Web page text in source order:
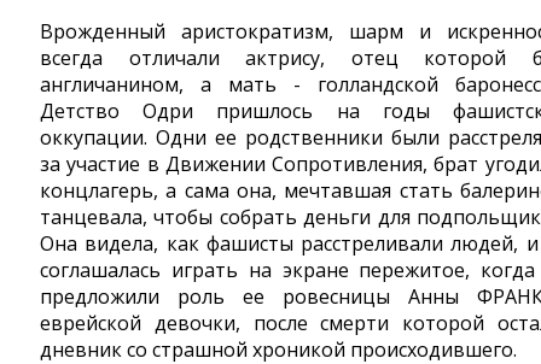
Врожденный аристократизм, шарм и
всегда отличали актрису, отец которой
англичанином, а мать - голландской
Детство Одри пришлось на годы
оккупации. Одни ее родственники были
за участие в Движении Сопротивления, брат
концлагерь, а сама она, мечтавшая стать
танцевала, чтобы собрать деньги для
Она видела, как фашисты расстреливали людей,
соглашалась играть на экране пережитое,
предложили роль ее ровесницы Анны
еврейской девочки, после смерти которой
дневник со страшной хроникой происходившего.